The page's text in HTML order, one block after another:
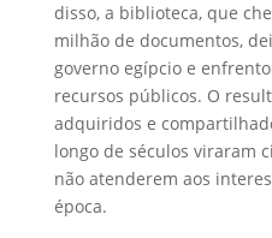
disso, a biblioteca, que
milhão de documentos,
governo egípcio e
recursos públicos. O
adquiridos e
longo de séculos viraram
não atenderem aos
época.